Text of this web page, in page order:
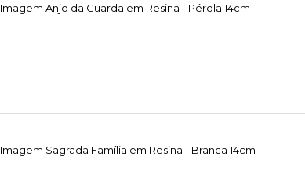
Imagem Anjo da Guarda em Resina - Pérola 14cm
Imagem Sagrada Família em Resina - Branca 14cm